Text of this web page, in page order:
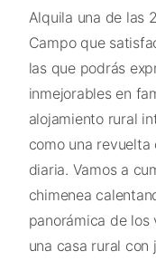
Alquila una de las
Campo que
las que podrás
inmejorables en
alojamiento rural
como una
diaria. Vamos a
chimenea
panorámica de los
una casa rural